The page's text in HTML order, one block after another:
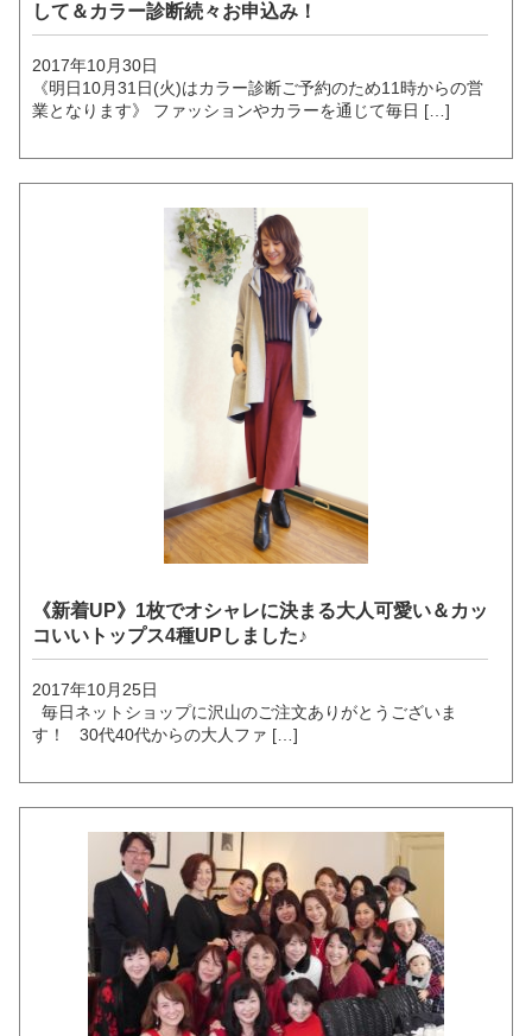
して＆カラー診断続々お申込み！
2017年10月30日
《明日10月31日(火)はカラー診断ご予約のため11時からの営
業となります》 ファッションやカラーを通じて毎日 […]
《新着UP》1枚でオシャレに決まる大人可愛い＆カッ
コいいトップス4種UPしました♪
2017年10月25日
毎日ネットショップに沢山のご注文ありがとうございま
す！ 30代40代からの大人ファ […]